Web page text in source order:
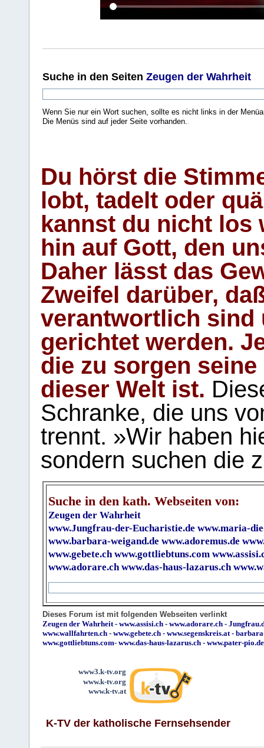
Suche in den Seiten Zeugen der Wahrheit
Wenn Sie nur ein Wort suchen, sollte es nicht links in der
Die Menüs sind auf jeder Seite vorhanden..
Du hörst die
lobt, tadelt oder
kannst du nicht los
hin auf Gott, den
Daher lässt das
Zweifel darüber,
verantwortlich sind
gerichtet werden.
die zu sorgen
dieser Welt ist.
Schranke, die uns
trennt. »Wir haben
sondern suchen die
Suche in den kath. Webseiten von:
Zeugen der Wahrheit
www.Jungfrau-der-Eucharistie.de www.maria-
www.barbara-weigand.de www.adoremus.de
www.gebete.ch www.gottliebtuns.com
www.adorare.ch www.das-haus-lazarus.ch
Dieses Forum ist mit folgenden Webseiten verlinkt
Zeugen der Wahrheit- www.assisi.ch - www.adorare.ch -
www.wallfahrten.ch - www.gebete.ch - www.segenskreis.at-
www.gottliebtuns.com- www.das-haus-lazarus.ch - www.pater-pio.de
www3.k-tv.org
www.k-tv.org
www.k-tv.at
K-TV der katholische Fernsehsender